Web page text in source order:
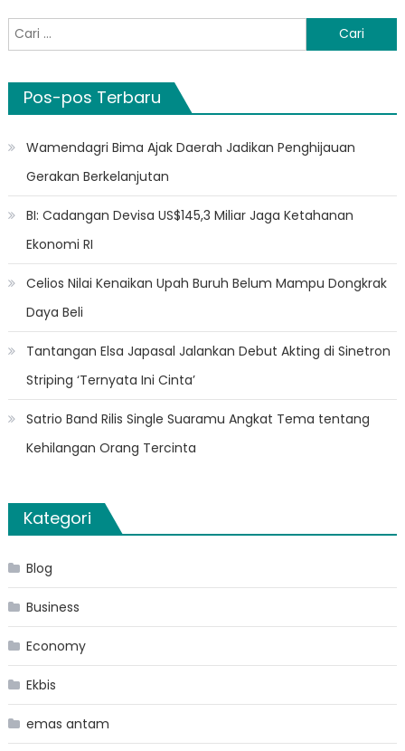
Cari
untuk:
Pos-pos Terbaru
Wamendagri Bima Ajak Daerah Jadikan Penghijauan
Gerakan Berkelanjutan
BI: Cadangan Devisa US$145,3 Miliar Jaga Ketahanan
Ekonomi RI
Celios Nilai Kenaikan Upah Buruh Belum Mampu Dongkrak
Daya Beli
Tantangan Elsa Japasal Jalankan Debut Akting di Sinetron
Striping ‘Ternyata Ini Cinta’
Satrio Band Rilis Single Suaramu Angkat Tema tentang
Kehilangan Orang Tercinta
Kategori
Blog
Business
Economy
Ekbis
emas antam